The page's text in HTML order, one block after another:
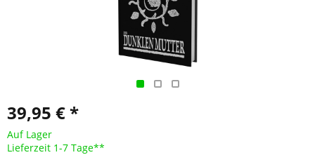
39,95 € *
Auf Lager
Lieferzeit 1-7 Tage**